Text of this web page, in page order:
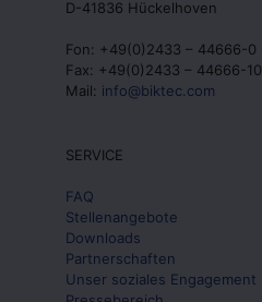
D-41836 Hückelhoven
Fon: +49(0)2433 – 44666-0
Fax: +49(0)2433 – 44666-10
Mail: info@biktec.com
SERVICE
FAQ
Stellenangebote
Downloads
Partnerschaften
Unser soziales Engagement